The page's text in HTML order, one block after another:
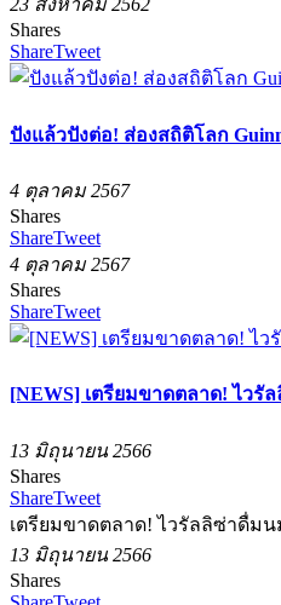
23 สิงหาคม 2562
Shares
ShareTweet
ปังแล้วปังต่อ! ส่องสถิติโลก
4 ตุลาคม 2567
Shares
ShareTweet
4 ตุลาคม 2567
Shares
ShareTweet
[NEWS] เตรียมขาดตลาด! ไว
13 มิถุนายน 2566
Shares
ShareTweet
เตรียมขาดตลาด! ไวรัลลิซ่าดื่ม
13 มิถุนายน 2566
Shares